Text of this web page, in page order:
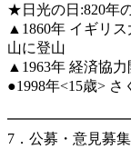
★日光の日:820年
▲1860年 イギリ
山に登山
▲1963年 経済協
●1998年<15歳>
7．公募・意見募